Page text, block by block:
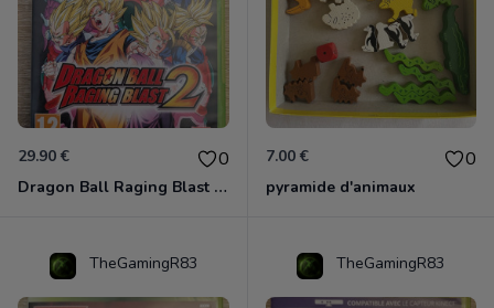
29.90 € 0
Dragon Ball Raging Blast 2 Xbox 360
7.00 € 0
pyramide d'animaux
TheGamingR83 TheGamingR83